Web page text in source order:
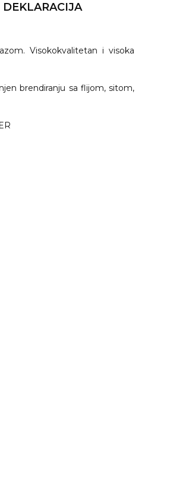
DEKLARACIJA
Visokokvalitetan i visoka
brendiranju sa flijom, sitom,